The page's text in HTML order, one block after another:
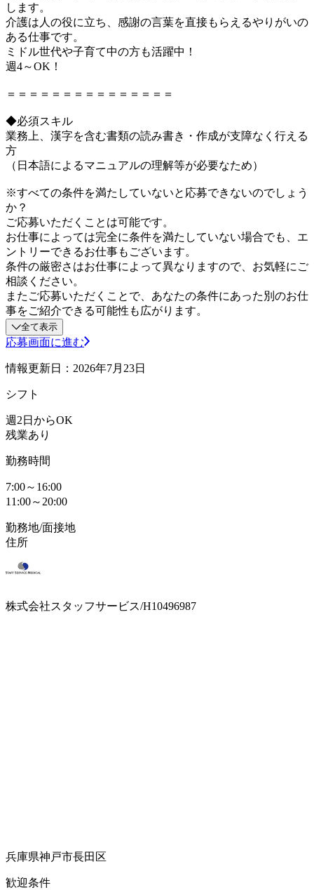
します。
介護は人の役に立ち、感謝の言葉を直接もらえるやりがいの
ある仕事です。
ミドル世代や子育て中の方も活躍中！
週4～OK！
＝＝＝＝＝＝＝＝＝＝＝＝＝＝＝
◆必須スキル
業務上、漢字を含む書類の読み書き・作成が支障なく行える
方
（日本語によるマニュアルの理解等が必要なため）
※すべての条件を満たしていないと応募できないのでしょう
か？
ご応募いただくことは可能です。
お仕事によっては完全に条件を満たしていない場合でも、エ
ントリーできるお仕事もございます。
条件の厳密さはお仕事によって異なりますので、お気軽にご
相談ください。
またご応募いただくことで、あなたの条件にあった別のお仕
事をご紹介できる可能性も広がります。
全て表示
応募画面に進む
情報更新日：2026年7月23日
シフト
週2日からOK
残業あり
勤務時間
7:00～16:00
11:00～20:00
勤務地/面接地
住所
株式会社スタッフサービス/H10496987
兵庫県神戸市長田区
歓迎条件